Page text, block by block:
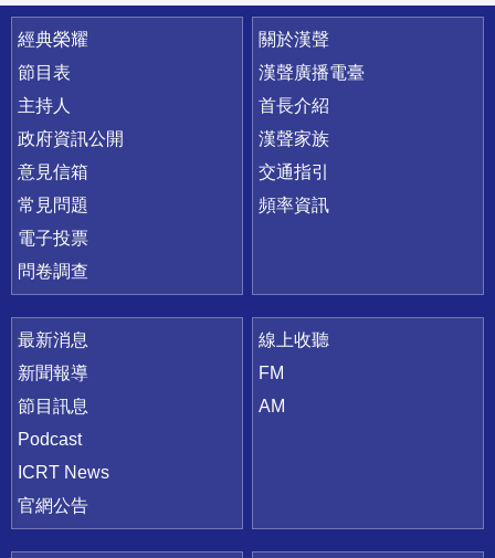
快速連結
經典榮耀
節目表
主持人
政府資訊公開
意見信箱
常見問題
電子投票
問卷調查
關於漢聲
漢聲廣播電臺
首長介紹
漢聲家族
交通指引
頻率資訊
最新消息
新聞報導
節目訊息
Podcast
ICRT News
官網公告
線上收聽
FM
AM